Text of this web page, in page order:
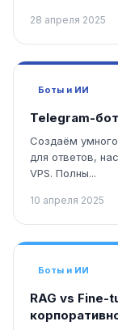
28 апреля 2025
Боты и ИИ
Telegram-
Создаём
для ответов,
VPS. Полны...
10 апреля 2025
Боты и ИИ
RAG vs Fine-